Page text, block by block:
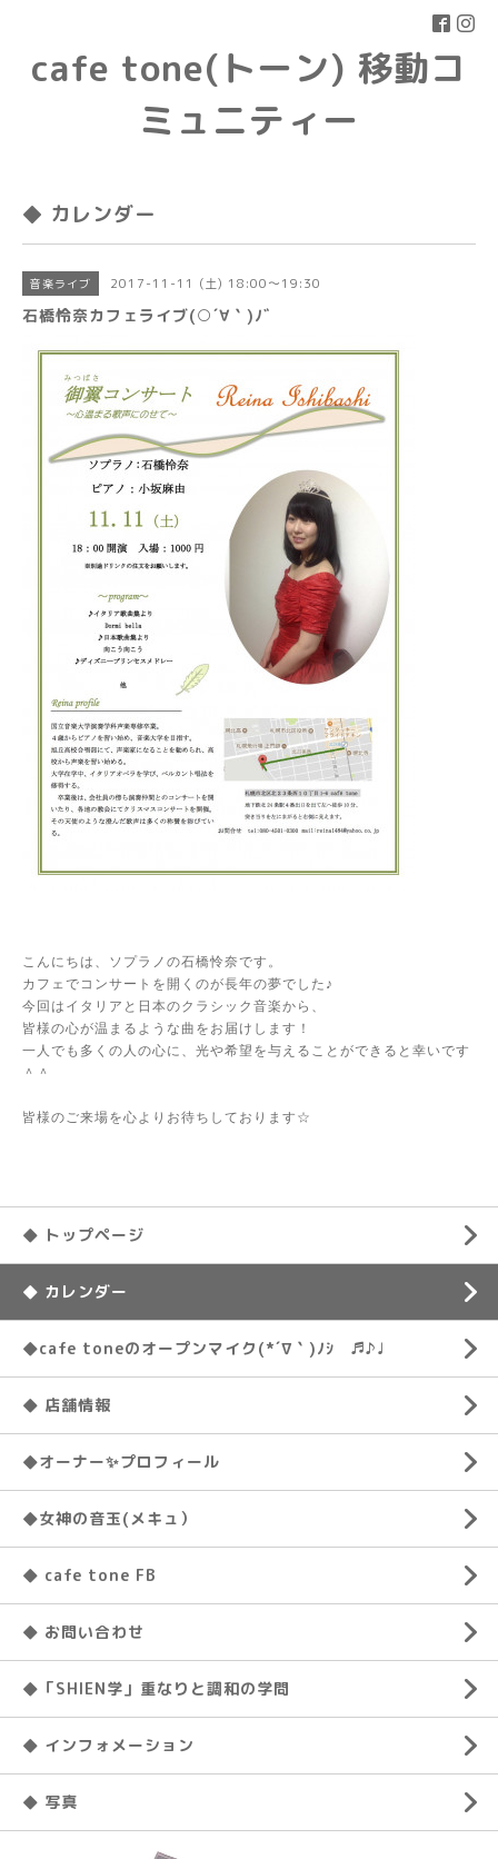
cafe tone(トーン) 移動コ
ミュニティー
◆ カレンダー
音楽ライブ 2017-11-11 (土) 18:00～19:30
石橋怜奈カフェライブ(○´∀｀)ﾉﾞ
こんにちは、ソプラノの石橋怜奈です。
カフェでコンサートを開くのが長年の夢でした♪
今回はイタリアと日本のクラシック音楽から、
皆様の心が温まるような曲をお届けします！
一人でも多くの人の心に、光や希望を与えることができると幸いです
＾＾
皆様のご来場を心よりお待ちしております☆
◆ トップページ
◆ カレンダー
◆cafe toneのオープンマイク(*´∇｀)ﾉｼ ♬♪♩
◆ 店舗情報
◆オーナー✨プロフィール
◆女神の音玉(メキュ）
◆ cafe tone FB
◆ お問い合わせ
◆「SHIEN学」重なりと調和の学問
◆ インフォメーション
◆ 写真